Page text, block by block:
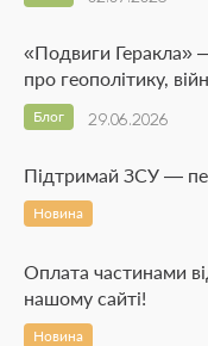
«Подвиги Геракла»
про геополітику,
29.06.2026
Блог
Підтримай ЗСУ —
Новина
Оплата частинами
нашому сайті!
Новина